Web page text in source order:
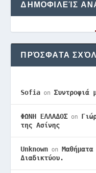
ΔΗΜΟΦΙΛΕΊΣ
ΠΡΌΣΦΑΤΑ
Sofia onΣυντροφιά
ΦΩΝΗ ΕΛΛΑΔΟΣ on
της Ασίνης
Unknown on
Διαδικτύου.